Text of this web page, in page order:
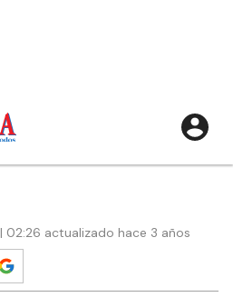
02:26 actualizado hace 3 años